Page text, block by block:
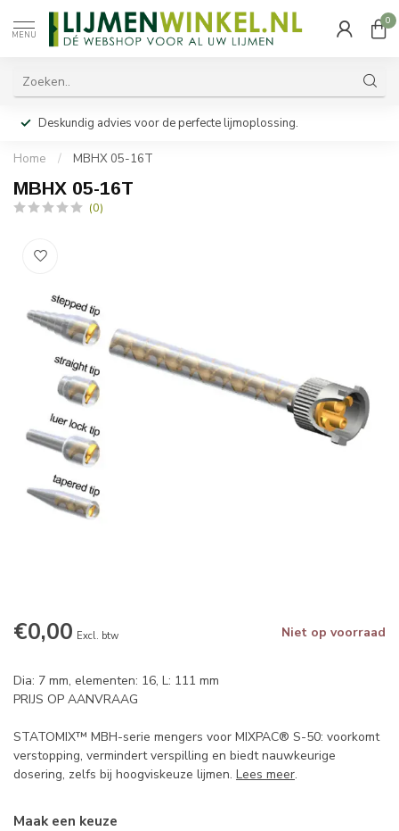
MENU
0
Deskundig advies voor de perfecte lijmoplossing.
Home / MBHX 05-16T
MBHX 05-16T
(0)
€0,00 Excl. btw Niet op voorraad
Dia: 7 mm, elementen: 16, L: 111 mm
PRIJS OP AANVRAAG
STATOMIX™ MBH-serie mengers voor MIXPAC® S-50: voorkomt
verstopping, vermindert verspilling en biedt nauwkeurige
dosering, zelfs bij hoogviskeuze lijmen. Lees meer.
Maak een keuze